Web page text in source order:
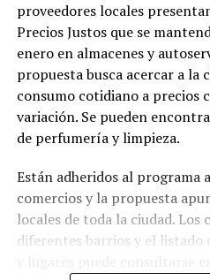
proveedores locales
Precios Justos que se
enero en almacenes y
propuesta busca acercar a la
consumo cotidiano a precios
variación. Se pueden
de perfumería y limpieza.
Están adheridos al programa
comercios y la propuesta
locales de toda la ciudad. Los
diferentes barrios y el